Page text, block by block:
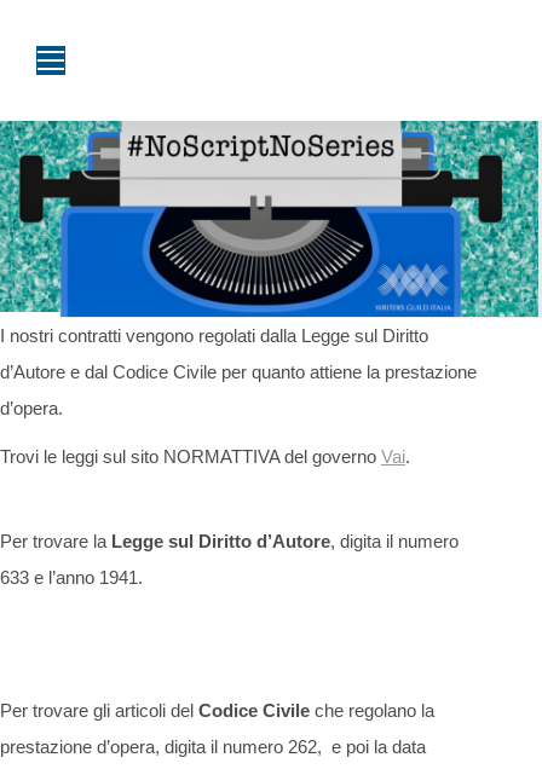
I nostri contratti vengono regolati dalla Legge sul Diritto
d’Autore e dal Codice Civile per quanto attiene la prestazione
d’opera.
Trovi le leggi sul sito NORMATTIVA del governo Vai.
Per trovare la Legge sul Diritto d’Autore, digita il numero
633 e l’anno 1941.
Per trovare gli articoli del Codice Civile che regolano la
prestazione d’opera, digita il numero 262, e poi la data